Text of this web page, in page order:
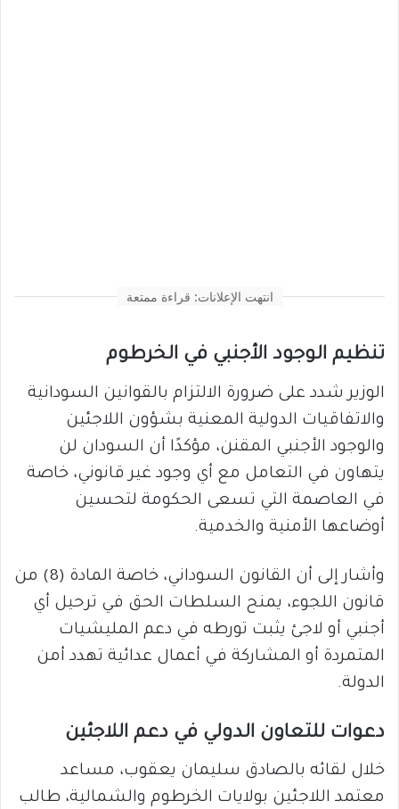
انتهت الإعلانات: قراءة ممتعة
تنظيم الوجود الأجنبي في الخرطوم
الوزير شدد على ضرورة الالتزام بالقوانين السودانية
والاتفاقيات الدولية المعنية بشؤون اللاجئين
والوجود الأجنبي المقنن، مؤكدًا أن السودان لن
يتهاون في التعامل مع أي وجود غير قانوني، خاصة
في العاصمة التي تسعى الحكومة لتحسين
أوضاعها الأمنية والخدمية.
وأشار إلى أن القانون السوداني، خاصة المادة (8) من
قانون اللجوء، يمنح السلطات الحق في ترحيل أي
أجنبي أو لاجئ يثبت تورطه في دعم المليشيات
المتمردة أو المشاركة في أعمال عدائية تهدد أمن
الدولة.
دعوات للتعاون الدولي في دعم اللاجئين
خلال لقائه بالصادق سليمان يعقوب، مساعد
معتمد اللاجئين بولايات الخرطوم والشمالية، طالب